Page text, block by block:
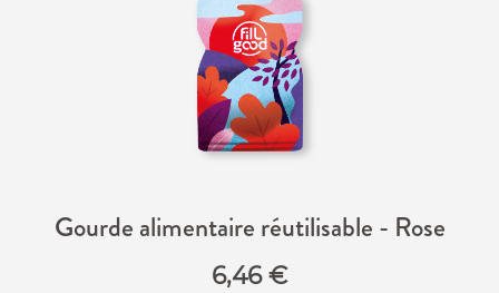
Gourde alimentaire réutilisable - Rose
6,46€